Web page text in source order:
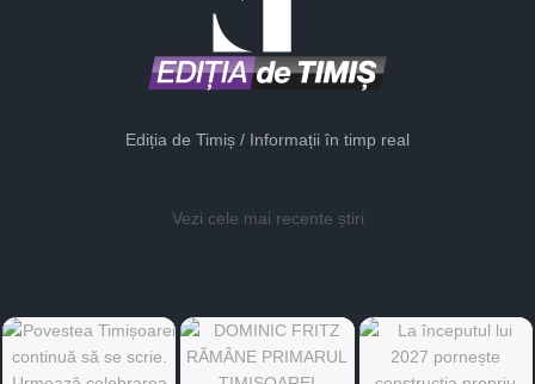
Ediția de Timiș / Informații în timp real
Vezi cele mai recente știri